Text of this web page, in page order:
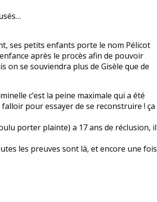
ses petits enfants porte le nom Pélicot
après le procès afin de pouvoir
on se souviendra plus de Gisèle que de
c’est la peine maximale qui a été
falloir pour essayer de se reconstruire ! ça
porter plainte) a 17 ans de réclusion, il
les preuves sont là, et encore une fois